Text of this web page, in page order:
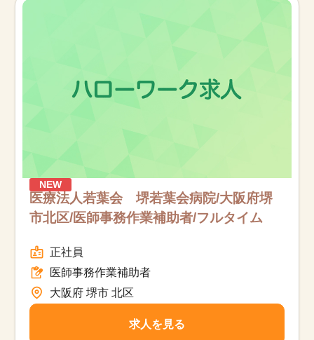
NEW
医療法人若葉会 堺若葉会病院/大阪府堺
市北区/医師事務作業補助者/フルタイム
正社員
医師事務作業補助者
大阪府 堺市 北区
求人を見る